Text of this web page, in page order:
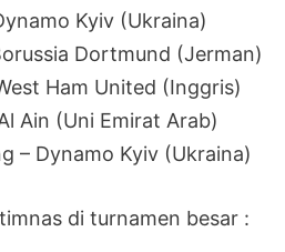
Kyiv (Ukraina)
Dortmund (Jerman)
Ham United (Inggris)
Ain (Uni Emirat Arab)
– Dynamo Kyiv (Ukraina)
di turnamen besar :